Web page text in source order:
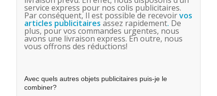
service express pour nos colis publicitaires.
Par conséquent, Il est possible de recevoirvos
articles publicitaires assez rapidement. De
plus, pour vos commandes urgentes, nous
avons une livraison express. En outre, nous
vous offrons des réductions!
Avec quels autres objets publicitaires puis-je le
combiner?